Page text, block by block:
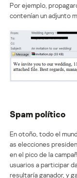
Por ejemplo,
contenían un adjunto
Spam político
En otoño, todo el
as elecciones
en el pico de la
usuarios a participar
resultaría ganador, y